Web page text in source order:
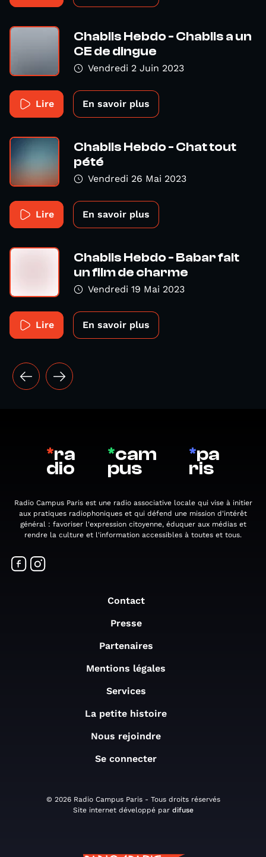
Chablis Hebdo - Chablis a un
CE de dingue
Vendredi 2 Juin 2023
Lire En savoir plus
Chablis Hebdo - Chat tout
pété
Vendredi 26 Mai 2023
Lire En savoir plus
Chablis Hebdo - Babar fait
un film de charme
Vendredi 19 Mai 2023
Lire En savoir plus
*ra
dio
*cam
pus
*pa
ris
Radio Campus Paris est une radio associative locale qui vise à initier
aux pratiques radiophoniques et qui défend une mission d'intérêt
général : favoriser l'expression citoyenne, éduquer aux médias et
rendre la culture et l'information accessibles à toutes et tous.
Contact
Presse
Partenaires
Mentions légales
Services
La petite histoire
Nous rejoindre
Se connecter
© 2026 Radio Campus Paris - Tous droits réservés
Site internet développé par difuse